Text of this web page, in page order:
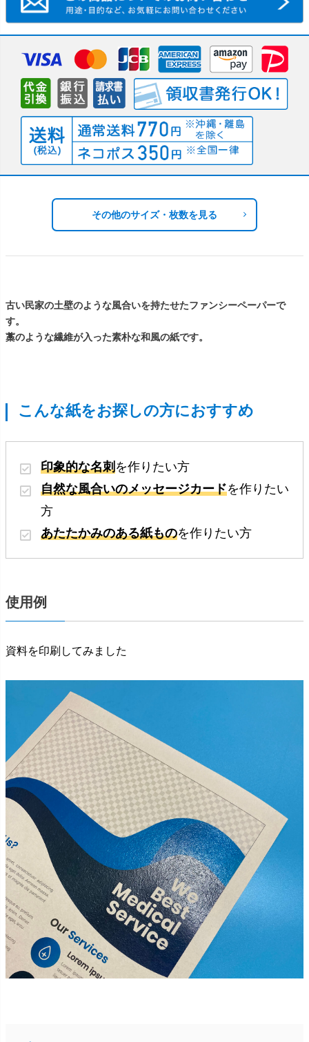
その他のサイズ・枚数を見る
古い民家の土壁のような風合いを持たせたファンシーペーパーで
す。
藁のような繊維が入った素朴な和風の紙です。
こんな紙をお探しの方におすすめ
印象的な名刺を作りたい方
自然な風合いのメッセージカードを作りたい
方
あたたかみのある紙ものを作りたい方
使用例
資料を印刷してみました